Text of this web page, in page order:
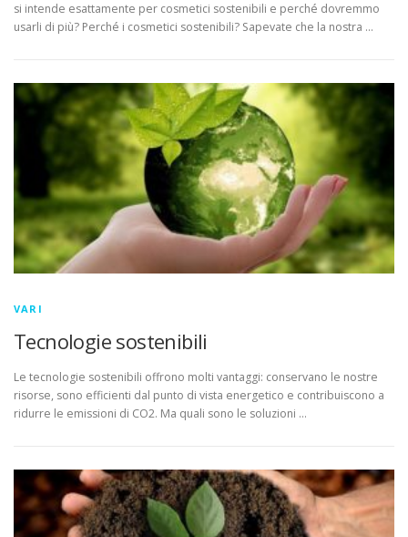
si intende esattamente per cosmetici sostenibili e perché dovremmo
usarli di più? Perché i cosmetici sostenibili? Sapevate che la nostra …
VARI
Tecnologie sostenibili
Le tecnologie sostenibili offrono molti vantaggi: conservano le nostre
risorse, sono efficienti dal punto di vista energetico e contribuiscono a
ridurre le emissioni di CO2. Ma quali sono le soluzioni …